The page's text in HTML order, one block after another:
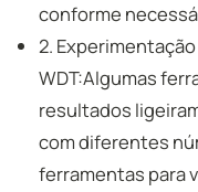
conforme
2.
WDT:Algumas
resultados
com diferentes
ferramentas para